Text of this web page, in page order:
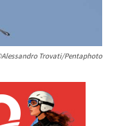
Trovati/Pentaphoto